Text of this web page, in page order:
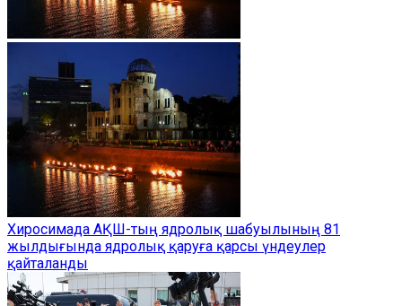
Хиросимада АҚШ-тың ядролық шабуылының 81
жылдығында ядролық қаруға қарсы үндеулер
қайталанды